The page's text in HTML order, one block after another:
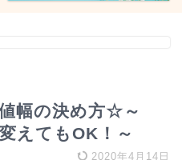
幅の決め方☆～
えてもOK！～
2020年4月14日